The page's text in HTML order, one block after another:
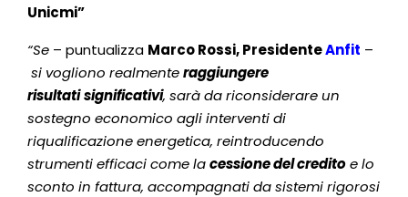
Unicmi”
“Se – puntualizza Marco Rossi, PresidenteAnfit –
si vogliono realmenteraggiungere
risultatisignificativi, sarà da riconsiderare un
sostegno economico agli interventi di
riqualificazione energetica, reintroducendo
strumenti efficaci come lacessione del creditoe lo
sconto in fattura, accompagnati da sistemi rigorosi